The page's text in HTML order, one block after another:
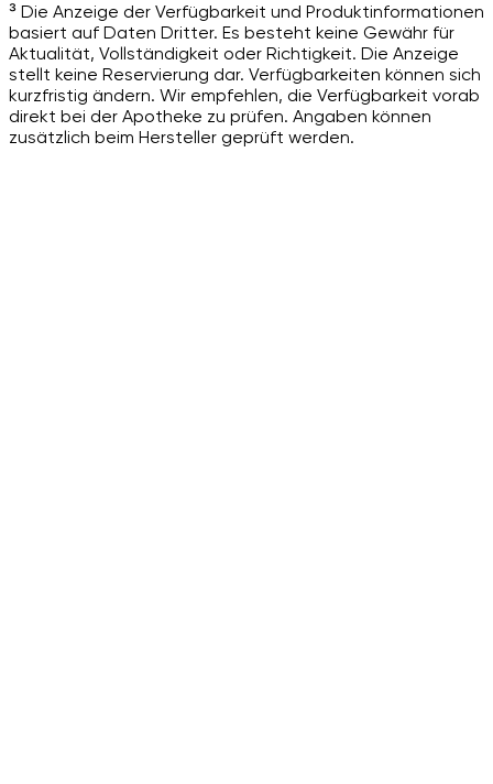
³ Die Anzeige der Verfügbarkeit und Produktinformationen
basiert auf Daten Dritter. Es besteht keine Gewähr für
Aktualität, Vollständigkeit oder Richtigkeit. Die Anzeige
stellt keine Reservierung dar. Verfügbarkeiten können sich
kurzfristig ändern. Wir empfehlen, die Verfügbarkeit vorab
direkt bei der Apotheke zu prüfen. Angaben können
zusätzlich beim Hersteller geprüft werden.